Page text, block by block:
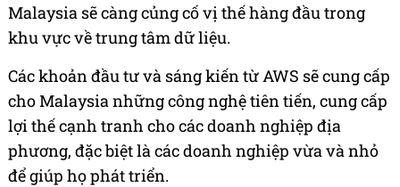
Malaysia sẽ càng củng cố vị thế hàng đầu trong
khu vực về trung tâm dữ liệu.
Các khoản đầu tư và sáng kiến từ AWS sẽ cung cấp
cho Malaysia những công nghệ tiên tiến, cung cấp
lợi thế cạnh tranh cho các doanh nghiệp địa
phương, đặc biệt là các doanh nghiệp vừa và nhỏ
để giúp họ phát triển.